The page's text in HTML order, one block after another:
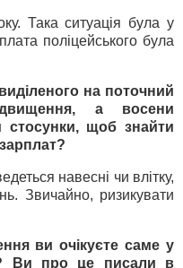
Така ситуація була у
поліцейського була
на поточний
а восени
стосунки, щоб знайти
навесні чи влітку,
Звичайно, ризикувати
ви очікуєте саме у
Ви про це писали в